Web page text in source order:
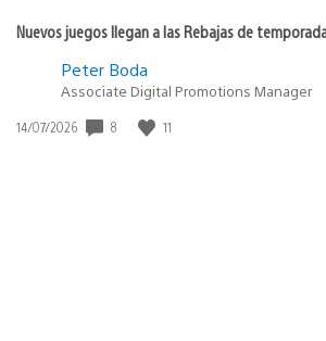
Nuevos juegos llegan a las Rebajas de
Peter Boda
Associate Digital Promotions Manager
Fecha
14/07/2026 8 11